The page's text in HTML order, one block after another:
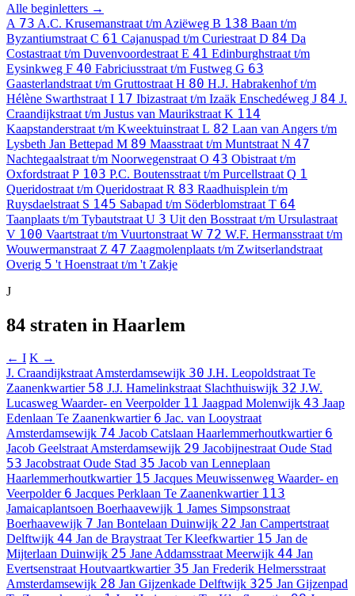
Alle beginletters →
A 73 A.C. Krusemanstraat t/m Aziëweg B 138 Baan t/m
Byzantiumstraat C 61 Cajanuspad t/m Curiestraat D 84 Da
Costastraat t/m Duvenvoordestraat E 41 Edinburghstraat t/m
Eysinkweg F 40 Fabriciusstraat t/m Fustweg G 63
Gaasterlandstraat t/m Gruttostraat H 80 H.J. Habrakenhof t/m
Hélène Swarthstraat I 17 Ibizastraat t/m Izaäk Enschedéweg J 84 J.
Craandijkstraat t/m Justus van Maurikstraat K 114
Kaapstanderstraat t/m Kweektuinstraat L 82 Laan van Angers t/m
Lysbeth Jan Bettepad M 89 Maasstraat t/m Muntstraat N 47
Nachtegaalstraat t/m Noorwegenstraat O 43 Obistraat t/m
Oxfordstraat P 103 P.C. Boutensstraat t/m Purcellstraat Q 1
Queridostraat t/m Queridostraat R 83 Raadhuisplein t/m
Ruysdaelstraat S 145 Sabapad t/m Söderblomstraat T 64
Taanplaats t/m Tybautstraat U 3 Uit den Bosstraat t/m Ursulastraat
V 100 Vaartstraat t/m Vuurtonstraat W 72 W.F. Hermansstraat t/m
Wouwermanstraat Z 47 Zaagmolenplaats t/m Zwitserlandstraat
Overig 5 't Hoenstraat t/m 't Zakje
J
84 straten in Haarlem
← I K →
J. CraandijkstraatAmsterdamsewijk 30 J.H. Leopoldstraat Te
Zaanenkwartier 58 J.J. Hamelinkstraat Slachthuiswijk 32 J.W.
Lucasweg Waarder- en Veerpolder 11 Jaagpad Molenwijk 43 Jaap
Edenlaan Te Zaanenkwartier 6 Jac. van Looystraat
Amsterdamsewijk 74 Jacob Catslaan Haarlemmerhoutkwartier 6
Jacob GeelstraatAmsterdamsewijk 29 Jacobijnestraat Oude Stad
53 Jacobstraat Oude Stad 35 Jacob van Lenneplaan
Haarlemmerhoutkwartier 15 Jacques Meuwissenweg Waarder- en
Veerpolder 6 Jacques Perklaan Te Zaanenkwartier 113
Jamaicaplantsoen Boerhaavewijk 1 James Simpsonstraat
Boerhaavewijk 7 Jan Bontelaan Duinwijk 22 Jan Campertstraat
Delftwijk 44 Jan de Braystraat Ter Kleefkwartier 15 Jan de
Mijterlaan Duinwijk 25 Jane Addamsstraat Meerwijk 44 Jan
Evertsenstraat Houtvaartkwartier 35 Jan Frederik Helmersstraat
Amsterdamsewijk 28 Jan Gijzenkade Delftwijk 325 Jan Gijzenpad